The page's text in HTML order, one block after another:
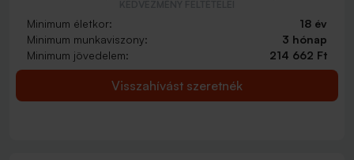
Minimum életkor:
18 év
Minimum munkaviszony:
3 hónap
Minimum jövedelem:
214 662 Ft
Visszahívást szeretnék